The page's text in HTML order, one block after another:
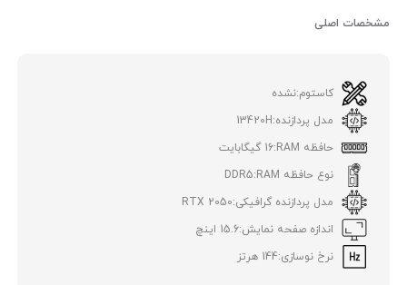
مشخصات اصلی
کاستوم:نشده
مدل پردازنده:13420H
حافظه RAM:
16 گیگابایت
نوع حافظه RAM:
DDR5
مدل پردازنده گرافیکی:RTX 2050
اندازه صفحه نمایش:15.6 اینچ
نرخ نوسازی:144 هرتز